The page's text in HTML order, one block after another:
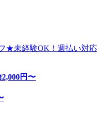
★未経験OK！週払い対応
2,000円〜